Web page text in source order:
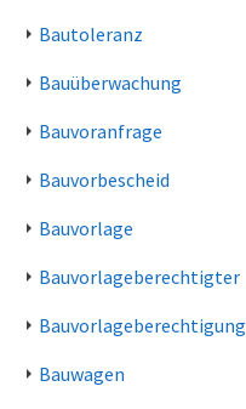
Bautoleranz
Bauüberwachung
Bauvoranfrage
Bauvorbescheid
Bauvorlage
Bauvorlageberechtigter
Bauvorlageberechtigung
Bauwagen